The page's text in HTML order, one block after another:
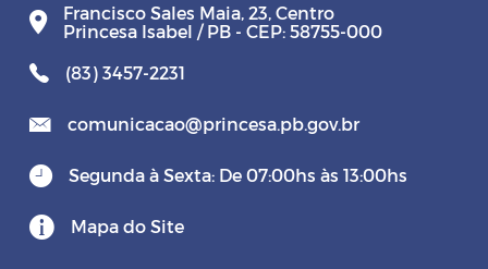
Francisco Sales Maia, 23, Centro
Princesa Isabel / PB - CEP: 58755-000
(83) 3457-2231
comunicacao@princesa.pb.gov.br
Segunda à Sexta: De 07:00hs às 13:00hs
Mapa do Site